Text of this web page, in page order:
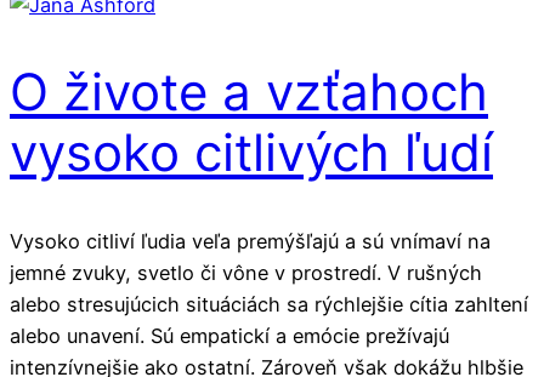
O živote a vzťahoch
vysoko citlivých ľudí
Vysoko citliví ľudia veľa premýšľajú a sú vnímaví na
jemné zvuky, svetlo či vône v prostredí. V rušných
alebo stresujúcich situáciách sa rýchlejšie cítia zahltení
alebo unavení. Sú empatickí a emócie prežívajú
intenzívnejšie ako ostatní. Zároveň však dokážu hlbšie